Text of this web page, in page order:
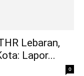
Lebaran,
Lapor...
0